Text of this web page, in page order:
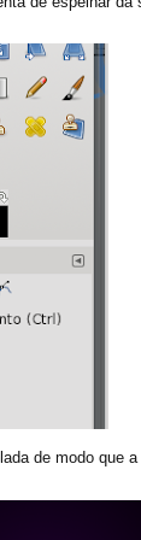
de modo que